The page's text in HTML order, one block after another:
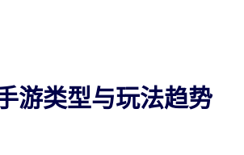
游类型与玩法趋势